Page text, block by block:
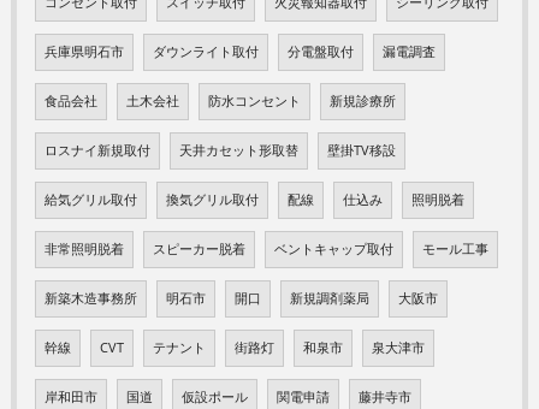
兵庫県明石市 ダウンライト取付 分電盤取付 漏電調査
食品会社 土木会社 防水コンセント 新規診療所
ロスナイ新規取付 天井カセット形取替 壁掛TV移設
給気グリル取付 換気グリル取付 配線 仕込み 照明脱着
非常照明脱着 スピーカー脱着 ベントキャップ取付 モール工事
新築木造事務所 明石市 開口 新規調剤薬局 大阪市
幹線 CVT テナント 街路灯 和泉市 泉大津市
岸和田市 国道 仮設ポール 関電申請 藤井寺市